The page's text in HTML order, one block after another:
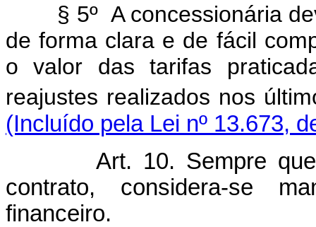
§ 5º A concessionária
de forma clara e de fácil
o valor das tarifas
reajustes realizados nos
(Incluído pela Lei nº 13.673,
Art. 10. Sempre
contrato, considera-se
financeiro.